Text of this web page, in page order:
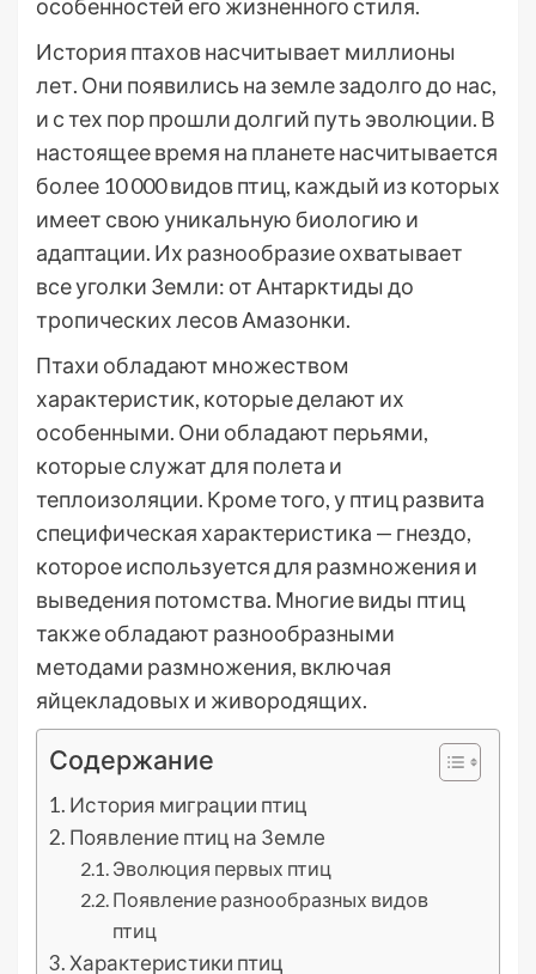
особенностей его жизненного стиля.
История птахов насчитывает миллионы
лет. Они появились на земле задолго до нас,
и с тех пор прошли долгий путь эволюции. В
настоящее время на планете насчитывается
более 10 000 видов птиц, каждый из которых
имеет свою уникальную биологию и
адаптации. Их разнообразие охватывает
все уголки Земли: от Антарктиды до
тропических лесов Амазонки.
Птахи обладают множеством
характеристик, которые делают их
особенными. Они обладают перьями,
которые служат для полета и
теплоизоляции. Кроме того, у птиц развита
специфическая характеристика — гнездо,
которое используется для размножения и
выведения потомства. Многие виды птиц
также обладают разнообразными
методами размножения, включая
яйцекладовых и живородящих.
Содержание
История миграции птиц
Появление птиц на Земле
Эволюция первых птиц
Появление разнообразных видов
птиц
Характеристики птиц